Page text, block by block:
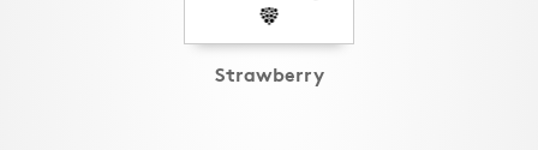
Strawberry